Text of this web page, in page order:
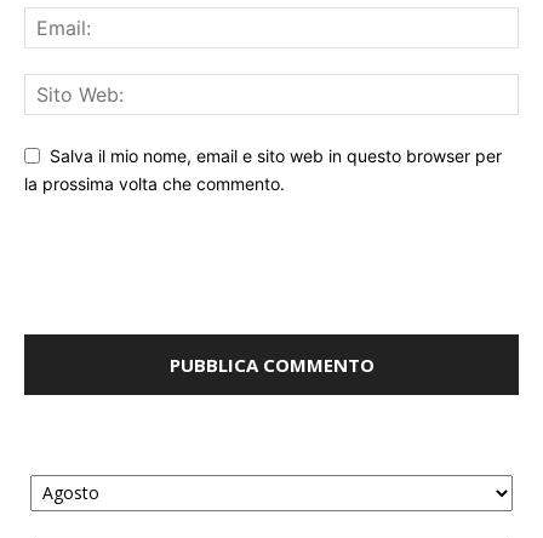
Salva il mio nome, email e sito web in questo browser per
la prossima volta che commento.